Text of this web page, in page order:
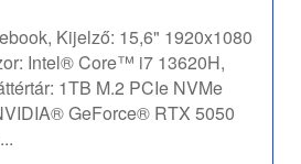
Kijelző: 15,6" 1920x1080
Intel® Core™ i7 13620H,
1TB M.2 PCIe NVMe
GeForce® RTX 5050